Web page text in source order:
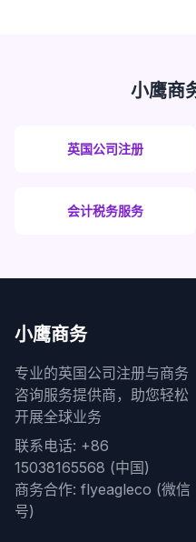
小鹰商
英国公司注册
会计税务服务
小鹰商务
专业的英国公司注册与商务
咨询服务提供商，助您轻松
开展全球业务
联系电话: +86
15038165568 (中国)
商务合作: flyeagleco (微信
号)